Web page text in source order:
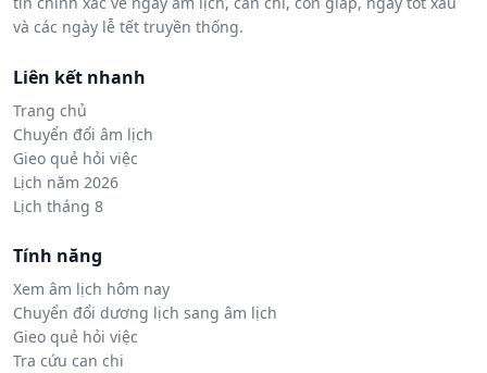
và các ngày lễ tết truyền thống.
Liên kết nhanh
Trang chủ
Chuyển đổi âm lịch
Gieo quẻ hỏi việc
Lịch năm 2026
Lịch tháng 8
Tính năng
Xem âm lịch hôm nay
Chuyển đổi dương lịch sang âm lịch
Gieo quẻ hỏi việc
Tra cứu can chi